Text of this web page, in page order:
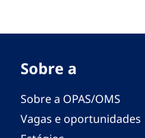
Sobre a
Sobre a OPAS/OMS
Vagas e oportunidades